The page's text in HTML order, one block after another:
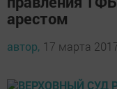
арестом
автор, 17 марта